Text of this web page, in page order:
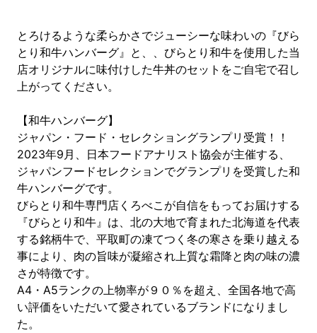
とろけるような柔らかさでジューシーな味わいの『びら
とり和牛ハンバーグ』と、、びらとり和牛を使用した当
店オリジナルに味付けした牛丼のセットをご自宅で召し
上がってください。
【和牛ハンバーグ】
ジャパン・フード・セレクショングランプリ受賞！！
2023年9月、日本フードアナリスト協会が主催する、
ジャパンフードセレクションでグランプリを受賞した和
牛ハンバーグです。
びらとり和牛専門店くろべこが自信をもってお届けする
『びらとり和牛』は、北の大地で育まれた北海道を代表
する銘柄牛で、平取町の凍てつく冬の寒さを乗り越える
事により、肉の旨味が凝縮され上質な霜降と肉の味の濃
さが特徴です。
A4・A5ランクの上物率が９０％を超え、全国各地で高
い評価をいただいて愛されているブランドになりまし
た。